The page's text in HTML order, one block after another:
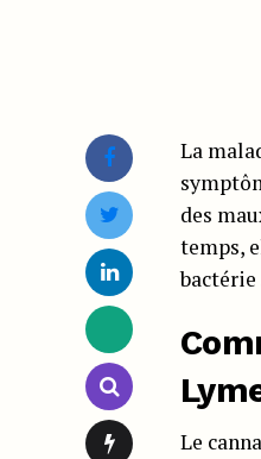
La
des
temps,
bactérie
Le